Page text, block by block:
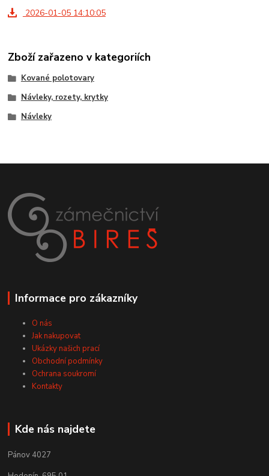
2026-01-05 14:10:05
Zboží zařazeno v kategoriích
Kované polotovary
Návleky, rozety, krytky
Návleky
Informace pro zákazníky
O nás
Jak nakupovat
Ukázky našich prací
Obchodní podmínky
Ochrana soukromí
Kontakty
Kde nás najdete
Pánov 4027